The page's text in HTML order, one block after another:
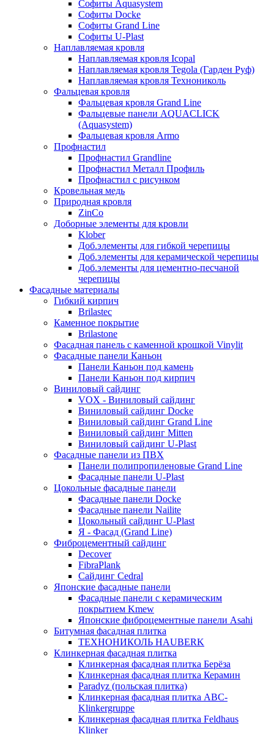
Софиты Aquasystem
Софиты Docke
Софиты Grand Line
Софиты U-Plast
Наплавляемая кровля
Наплавляемая кровля Icopal
Наплавляемая кровля Tegola (Гарден Руф)
Наплавляемая кровля Технониколь
Фальцевая кровля
Фальцевая кровля Grand Line
Фальцевые панели AQUACLICK
(Aquasystem)
Фальцевая кровля Armo
Профнастил
Профнастил Grandline
Профнастил Металл Профиль
Профнастил с рисунком
Кровельная медь
Природная кровля
ZinCo
Доборные элементы для кровли
Klober
Доб.элементы для гибкой черепицы
Доб.элементы для керамической черепицы
Доб.элементы для цементно-песчаной
черепицы
Фасадные материалы
Гибкий кирпич
Brilastec
Каменное покрытие
Brilastone
Фасадная панель с каменной крошкой Vinylit
Фасадные панели Каньон
Панели Каньон под камень
Панели Каньон под кирпич
Виниловый сайдинг
VOX - Виниловый сайдинг
Виниловый сайдинг Docke
Виниловый сайдинг Grand Line
Виниловый сайдинг Mitten
Виниловый сайдинг U-Plast
Фасадные панели из ПВХ
Панели полипропиленовые Grand Line
Фасадные панели U-Plast
Цокольные фасадные панели
Фасадные панели Docke
Фасадные панели Nailite
Цокольный сайдинг U-Plast
Я - Фасад (Grand Line)
Фиброцементный сайдинг
Decover
FibraPlank
Сайдинг Cedral
Японские фасадные панели
Фасадные панели с керамическим
покрытием Kmew
Японские фиброцементные панели Asahi
Битумная фасадная плитка
ТЕХНОНИКОЛЬ HAUBERK
Клинкерная фасадная плитка
Клинкерная фасадная плитка Берёза
Клинкерная фасадная плитка Керамин
Paradyz (польская плитка)
Клинкерная фасадная плитка ABC-
Klinkergruppe
Клинкерная фасадная плитка Feldhaus
Klinker